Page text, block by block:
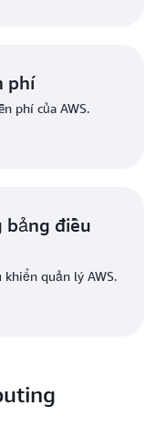
phí
phí của AWS.
bảng điều
quản lý AWS.